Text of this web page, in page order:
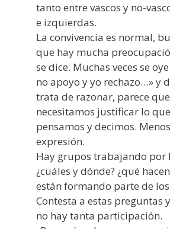
tanto entre vascos y no-
e izquierdas.
La convivencia es normal,
que hay mucha
se dice. Muchas veces se
no apoyo y yo rechazo…» y
trata de razonar, parece que
necesitamos justificar lo
pensamos y decimos.
expresión.
Hay grupos trabajando por
¿cuáles y dónde? ¿qué
están formando parte de
Contesta a estas preguntas
no hay tanta participación.